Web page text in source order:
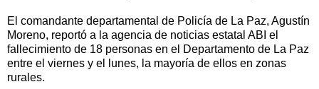
El comandante departamental de Policía de La Paz, Agustín
Moreno, reportó a la agencia de noticias estatal ABI el
fallecimiento de 18 personas en el Departamento de La Paz
entre el viernes y el lunes, la mayoría de ellos en zonas
rurales.